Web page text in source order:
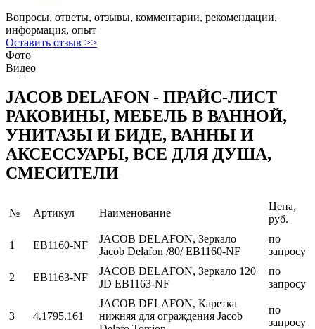
Вопросы, ответы, отзывы, комментарии, рекомендации,
информация, опыт
Оставить отзыв >>
Фото
Видео
JACOB DELAFON - ПРАЙС-ЛИСТ
РАКОВИНЫ, МЕБЕЛЬ В ВАННОЙ,
УНИТАЗЫ И БИДЕ, ВАННЫ И
АКСЕССУАРЫ, ВСЕ ДЛЯ ДУША,
СМЕСИТЕЛИ
№ Артикул Наименование
Цена,
руб.
1 EB1160-NF
JACOB DELAFON, Зеркало
Jacob Delafon /80/ EB1160-NF
по
запросу
2 EB1163-NF
JACOB DELAFON, Зеркало 120
JD EB1163-NF
по
запросу
3 4.1795.161
JACOB DELAFON, Каретка
нижняя для ограждения Jacob
по
запросу